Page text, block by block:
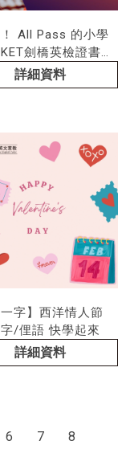
！ All Pass 的小學
劍橋英檢證書，
了！】-線上學托福/
學托福/線上學雅
詳細資料
一字】西洋情人節
/俚語 快學起來
詳細資料
6 7
8